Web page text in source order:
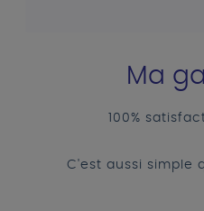
Ma
100%
C'est aussi simple